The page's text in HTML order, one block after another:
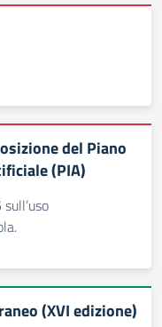
del Piano
(PIA)
(XVI edizione)